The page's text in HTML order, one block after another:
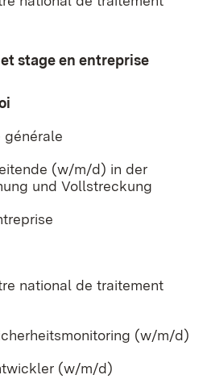
stage en entreprise
générale
(w/m/d) in der
und Vollstreckung
national de traitement
(w/m/d)
(w/m/d)